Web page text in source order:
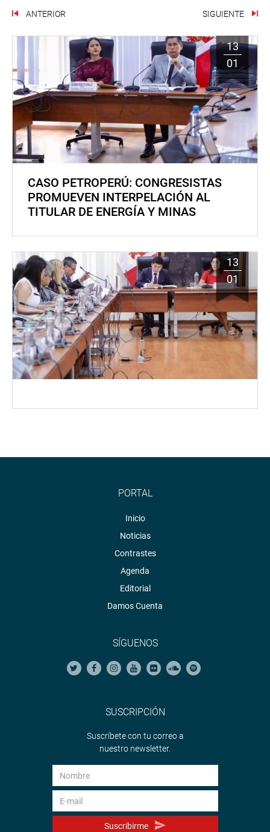
ANTERIOR SIGUIENTE
13
01
CASO PETROPERÚ: CONGRESISTAS
PROMUEVEN INTERPELACIÓN AL
TITULAR DE ENERGÍA Y MINAS
13
01
PORTAL
Inicio
Noticias
Contrastes
Agenda
Editorial
Damos Cuenta
SÍGUENOS
SUSCRIPCIÓN
Suscríbete con tu correo a
nuestro newsletter.
Suscribirme